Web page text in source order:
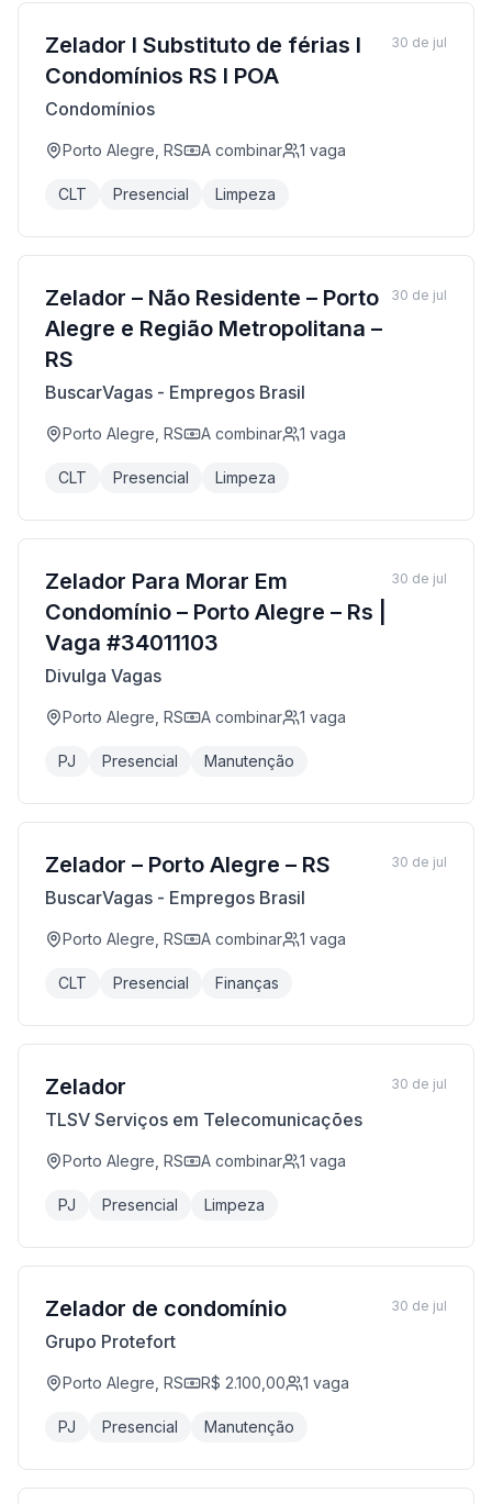
Zelador I Substituto de férias I
Condomínios RS I POA
Condomínios
Porto Alegre, RS A combinar 1 vaga
CLT Presencial Limpeza
30 de jul
Zelador – Não Residente – Porto
Alegre e Região Metropolitana –
RS
BuscarVagas - Empregos Brasil
Porto Alegre, RS A combinar 1 vaga
CLT Presencial Limpeza
30 de jul
Zelador Para Morar Em
Condomínio – Porto Alegre – Rs |
Vaga #34011103
Divulga Vagas
Porto Alegre, RS A combinar 1 vaga
PJ Presencial Manutenção
30 de jul
Zelador – Porto Alegre – RS
BuscarVagas - Empregos Brasil
Porto Alegre, RS A combinar 1 vaga
CLT Presencial Finanças
30 de jul
Zelador
TLSV Serviços em Telecomunicações
Porto Alegre, RS A combinar 1 vaga
PJ Presencial Limpeza
30 de jul
Zelador de condomínio
Grupo Protefort
Porto Alegre, RS R$ 2.100,00 1 vaga
PJ Presencial Manutenção
30 de jul